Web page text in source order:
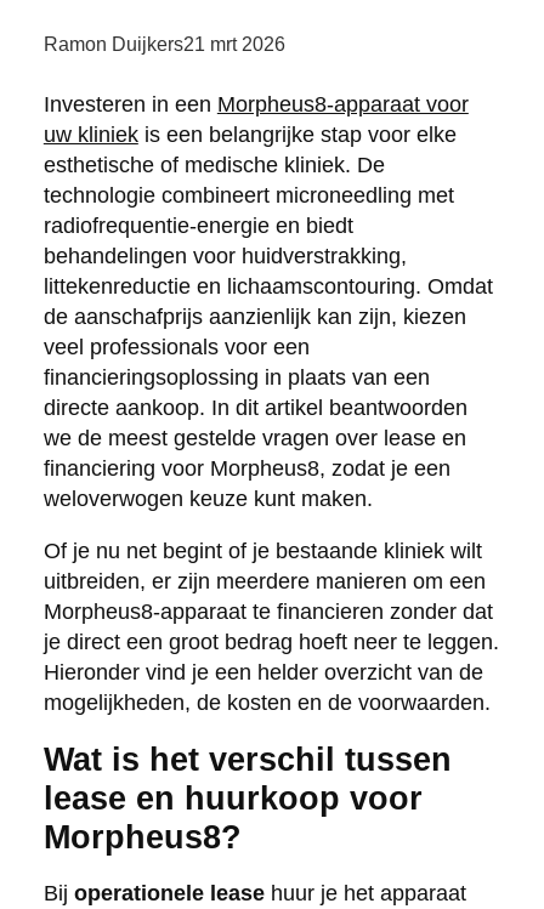
Ramon Duijkers21 mrt 2026
Investeren in een Morpheus8-apparaat voor
uw kliniekis een belangrijke stap voor elke
esthetische of medische kliniek. De
technologie combineert microneedling met
radiofrequentie-energie en biedt
behandelingen voor huidverstrakking,
littekenreductie en lichaamscontouring. Omdat
de aanschafprijs aanzienlijk kan zijn, kiezen
veel professionals voor een
financieringsoplossing in plaats van een
directe aankoop. In dit artikel beantwoorden
we de meest gestelde vragen over lease en
financiering voor Morpheus8, zodat je een
weloverwogen keuze kunt maken.
Of je nu net begint of je bestaande kliniek wilt
uitbreiden, er zijn meerdere manieren om een
Morpheus8-apparaat te financieren zonder dat
je direct een groot bedrag hoeft neer te leggen.
Hieronder vind je een helder overzicht van de
mogelijkheden, de kosten en de voorwaarden.
Wat is het verschil tussen
lease en huurkoop voor
Morpheus8?
Bij operationele leasehuur je het apparaat